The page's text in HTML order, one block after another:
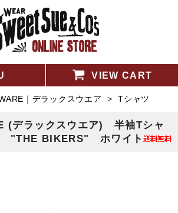
VIEW CART
｜デラックスウエア >Tシャツ
(デラックスウエア) 半袖Tシャ
"THE BIKERS" ホワイト